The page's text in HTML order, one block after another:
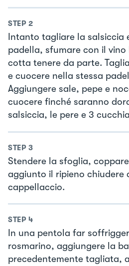
STEP 2
Intanto tagliare la salsiccia
padella, sfumare con il
cotta tenere da parte.
e cuocere nella stessa
Aggiungere sale, pepe e
cuocere finché saranno
salsiccia, le pere e 3
STEP 3
Stendere la sfoglia,
aggiunto il ripieno chiudere
cappellaccio.
STEP 4
In una pentola far
rosmarino, aggiungere la
precedentemente tagliata,